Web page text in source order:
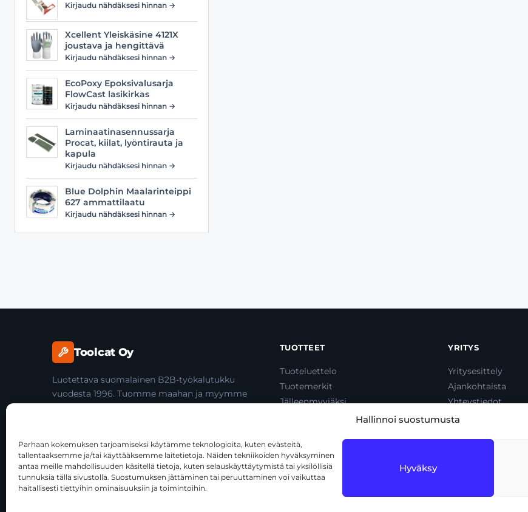
Hallinnoi suostumusta
Parhaan kokemuksen tarjoamiseksi käytämme teknologioita, kuten evästeitä,
tallentaaksemme ja/tai käyttääksemme laitetietoja. Näiden tekniikoiden hyväksyminen
antaa meille mahdollisuuden käsitellä tietoja, kuten selauskäyttäytymistä tai yksilöllisiä
tunnuksia tällä sivustolla. Suostumuksen jättäminen tai peruuttaminen voi vaikuttaa
haitallisesti tiettyihin ominaisuuksiin ja toimintoihin.
Hyväksy
Kirjaudu nähdäksesi hinnan →
Xcellent Yleiskäsine 4121X
joustava ja hengittävä
Kirjaudu nähdäksesi hinnan →
EcoPoxy Epoksivalusarja
FlowCast lasikirkas
Kirjaudu nähdäksesi hinnan →
Laminaatinasennussarja
Procat, kiilat, lyöntirauta ja
kapula
Kirjaudu nähdäksesi hinnan →
Blue Dolphin Maalarinteippi
627 ammattilaatu
Kirjaudu nähdäksesi hinnan →
Toolcat Oy
Luotettava suomalainen B2B-työkalutukku
vuodesta 1996. Tuomme maahan ja myymme
TUOTTEET
Tuoteluettelo
Tuotemerkit
Jälleenmyyjäksi
YRITYS
Yritysesittely
Ajankohtaista
Yhteystiedot